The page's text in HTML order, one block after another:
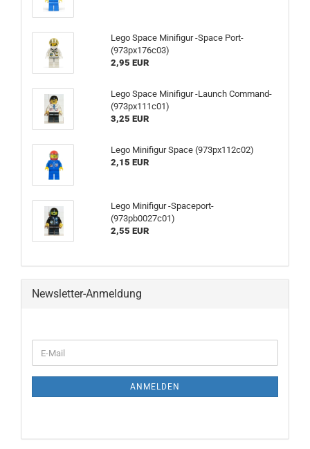
Lego Space Minifigur -Space Port-
(973px176c03)
2,95 EUR
Lego Space Minifigur -Launch Command-
(973px111c01)
3,25 EUR
Lego Minifigur Space (973px112c02)
2,15 EUR
Lego Minifigur -Spaceport-
(973pb0027c01)
2,55 EUR
Newsletter-Anmeldung
ANMELDEN